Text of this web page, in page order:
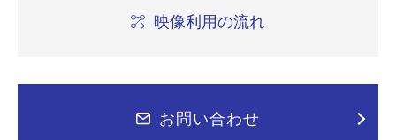
映像利用の流れ
お問い合わせ